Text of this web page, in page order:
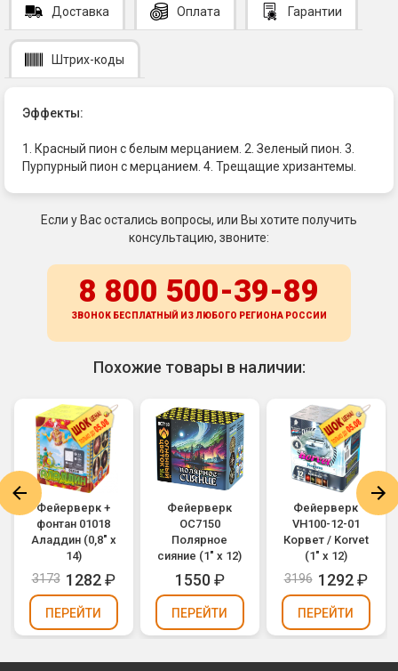
Доставка Оплата Гарантии
Штрих-коды
Эффекты:
1. Красный пион с белым мерцанием. 2. Зеленый пион. 3.
Пурпурный пион с мерцанием. 4. Трещащие хризантемы.
Если у Вас остались вопросы, или Вы хотите получить
консультацию, звоните:
8 800 500-39-89
ЗВОНОК БЕСПЛАТНЫЙ ИЗ ЛЮБОГО РЕГИОНА РОССИИ
Похожие товары в наличии:
Фейерверк +
фонтан 01018
Аладдин (0,8" х
14)
3173 1282₽
ПЕРЕЙТИ
Фейерверк
ОС7150
Полярное
сияние (1" х 12)
1550₽
ПЕРЕЙТИ
Фейерверк
VH100-12-01
Корвет / Korvet
(1" х 12)
3196 1292₽
ПЕРЕЙТИ